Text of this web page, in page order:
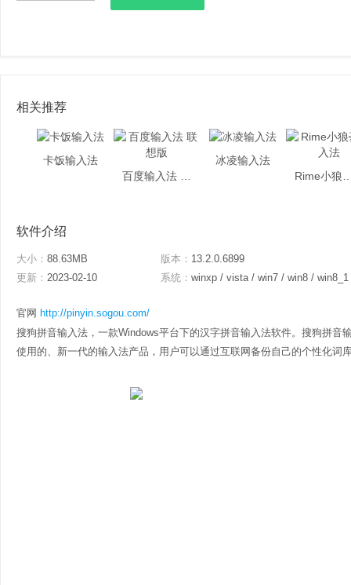
相关推荐
卡饭输入法
冰凌输入法
软件介绍
大小： 88.63MB 版本： 13.2.0.6899
更新： 2023-02-10 系统： winxp / vista / win7 / win8 / win8_1
官网 http://pinyin.sogou.com/
搜狗拼音输入法，一款Windows平台下的汉字拼音输入法软件。搜狗拼音
使用的、新一代的输入法产品，用户可以通过互联网备份自己的个性化词